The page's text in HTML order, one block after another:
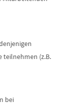
teilnehmen (z.B.
bei